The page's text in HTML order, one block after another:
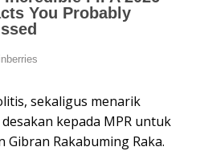
sekaligus menarik
kepada MPR untuk
Gibran Rakabuming Raka.